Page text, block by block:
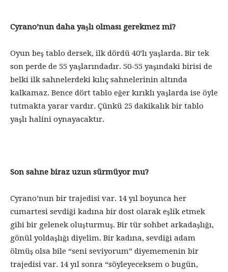
Cyrano’nun daha yaşlı olması gerekmez mi?
Oyun beş tablo dersek, ilk dördü 40’lı yaşlarda. Bir tek
son perde de 55 yaşlarındadır. 50-55 yaşındaki birisi de
belki ilk sahnelerdeki kılıç sahnelerinin altında
kalkamaz. Bence dört tablo eğer kırıklı yaşlarda ise öyle
tutmakta yarar vardır. Çünkü 25 dakikalık bir tablo
yaşlı halini oynayacaktır.
Son sahne biraz uzun sürmüyor mu?
Cyrano’nun bir trajedisi var. 14 yıl boyunca her
cumartesi sevdiği kadına bir dost olarak eşlik etmek
gibi bir gelenek oluşturmuş. Bir tür sohbet arkadaşlığı,
gönül yoldaşlığı diyelim. Bir kadına, sevdiği adam
ölmüş olsa bile “seni seviyorum” diyememenin bir
trajedisi var. 14 yıl sonra “söyleyeceksem o bugün,